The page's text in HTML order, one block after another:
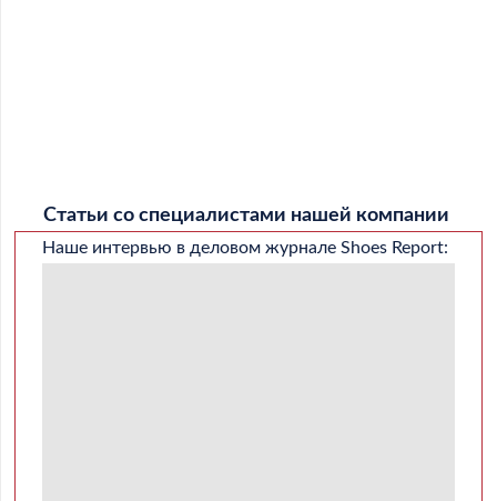
Статьи со специалистами нашей компании
Наше интервью в деловом журнале Shoes Report: